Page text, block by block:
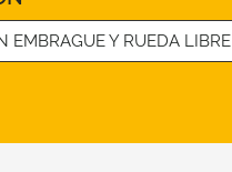
EMBRAGUE Y RUEDA LIBRE